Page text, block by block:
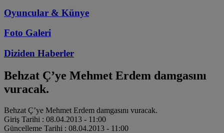
Oyuncular & Künye
Foto Galeri
Diziden Haberler
Behzat Ç’ye Mehmet Erdem damgasını
vuracak.
Behzat Ç’ye Mehmet Erdem damgasını vuracak.
Giriş Tarihi : 08.04.2013 - 11:00
Güncelleme Tarihi : 08.04.2013 - 11:00